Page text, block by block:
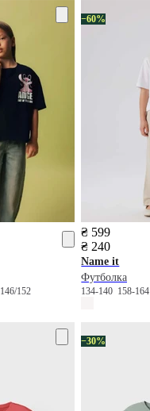
146/152
−60%
₴ 599
₴ 240
Name it
Футболка
134-140 158-164
−30%